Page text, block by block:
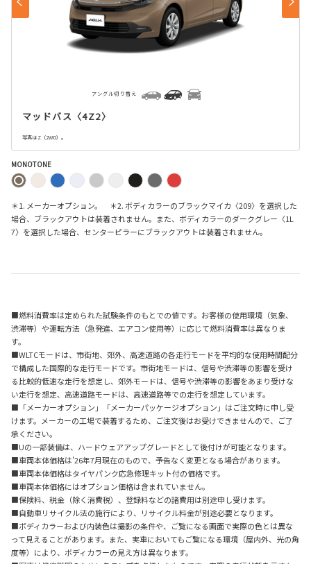
マッドバス〈4Z2〉
写真はZ（2WD）。
アングル切り替え
MONOTONE
＊1. メーカーオプション。 ＊2. ボディカラーのブラックマイカ〈209〉を選択した
場合、ブラックアウトは装着されません。また、ボディカラーのダークグレー〈1L
7〉を選択した場合、センターピラーにブラックアウトは装着されません。
■燃料消費率は定められた試験条件のもとでの値です。お客様の使用環境（気象、
渋滞等）や運転方法（急発進、エアコン使用等）に応じて燃料消費率は異なりま
す。
■WLTCモードは、市街地、郊外、高速道路の各走行モードを平均的な使用時間配分
で構成した国際的な走行モードです。市街地モードは、信号や渋滞等の影響を受け
る比較的低速な走行を想定し、郊外モードは、信号や渋滞等の影響をあまり受けな
い走行を想定、高速道路モードは、高速道路等での走行を想定しています。
■「メーカーオプション」「メーカーパッケージオプション」はご注文時に申し受
けます。メーカーの工場で装着するため、ご注文後はお受けできませんので、ご了
承ください。
■Uの一部装備は、ハードウェアアップグレードとして後付けが可能となります。
■車両本体価格は'26年7月現在のもので、予告なく変更となる場合があります。
■車両本体価格はタイヤパンク応急修理キット付の価格です。
■車両本体価格にはオプション価格は含まれていません。
■保険料、税金（除く消費税）、登録料などの諸費用は別途申し受けます。
■自動車リサイクル法の施行により、リサイクル料金が別途必要となります。
■ボディカラーおよび内装色は撮影の条件や、ご覧になる画面で実際の色とは異な
って見えることがあります。また、実車においてもご覧になる環境（屋内外、光の角
度等）により、ボディカラーの見え方は異なります。